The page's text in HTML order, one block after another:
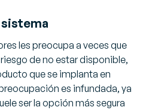
les preocupa a veces que
de no estar disponible,
que se implanta en
es infundada, ya
ser la opción más segura